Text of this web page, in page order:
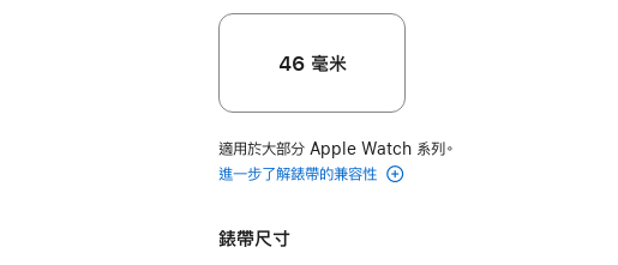
46 毫米
適用於大部分 Apple Watch 系列。
進一步了解錶帶的兼容性
錶帶尺寸